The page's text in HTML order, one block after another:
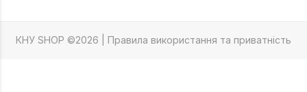
КНУ SHOP ©2026 | Правила використання та приватність